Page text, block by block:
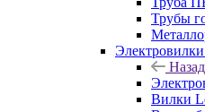
Трубы
Назад
Вилки